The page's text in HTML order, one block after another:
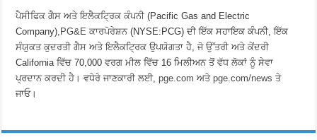
ਪੈਸੀਫਿਕ ਗੈਸ ਅਤੇ ਇਲੈਕਟ੍ਰਿਕ ਕੰਪਨੀ (Pacific Gas and Electric
Company), PG&E ਕਾਰਪੋਰੇਸ਼ਨ(NYSE:PCG) ਦੀ ਇੱਕ ਸਹਾਇਕ ਕੰਪਨੀ, ਇੱਕ
ਸੰਯੁਕਤ ਕੁਦਰਤੀ ਗੈਸ ਅਤੇ ਇਲੈਕਟ੍ਰਿਕ ਉਪਯੋਗਤਾ ਹੈ, ਜੋ ਉੱਤਰੀ ਅਤੇ ਕੇਂਦਰੀ
California ਵਿੱਚ 70,000 ਵਰਗ ਮੀਲ ਵਿੱਚ 16 ਮਿਲੀਅਨ ਤੋਂ ਵੱਧ ਲੋਕਾਂ ਨੂੰ ਸੇਵਾ
ਪ੍ਰਦਾਨ ਕਰਦੀ ਹੈ। ਵਧੇਰੇ ਜਾਣਕਾਰੀ ਲਈ,pge.com ਅਤੇpge.com/news ਤੇ
ਜਾਓ।